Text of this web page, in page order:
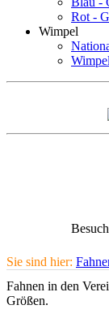
Rot -
Wimpel
Sie sind hier:
Fahnen in den
Größen.